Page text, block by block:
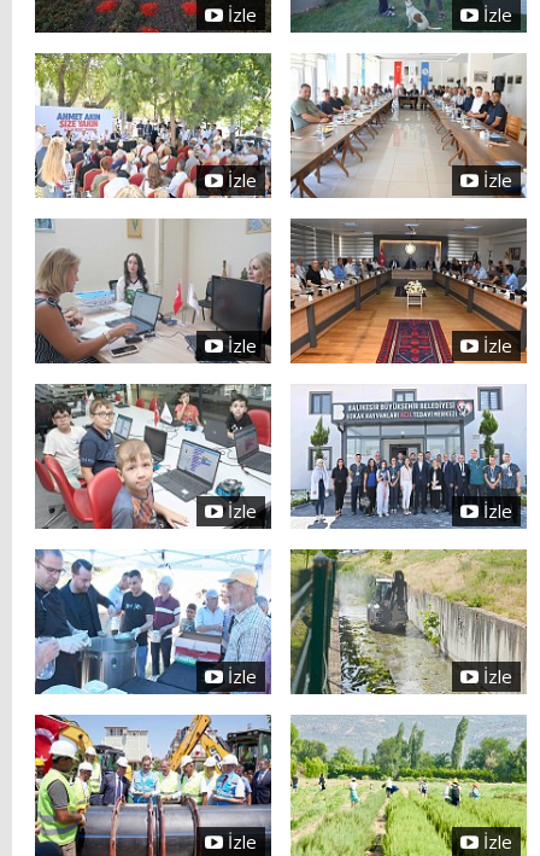
İzle İzle
İzle İzle
İzle İzle
İzle İzle
İzle İzle
İzle İzle